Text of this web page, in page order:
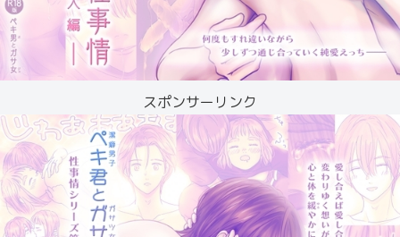
スポンサーリンク